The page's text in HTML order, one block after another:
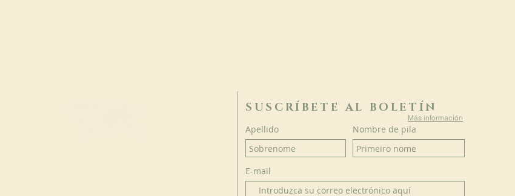
SUSCRÍBETE AL BOLETÍN
Más información
Apellido Nombre de pila
E-mail